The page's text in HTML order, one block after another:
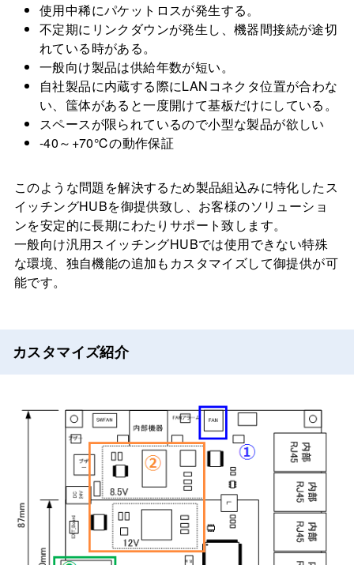
使用中稀にパケットロスが発生する。
不定期にリンクダウンが発生し、機器間接続が途切
れている時がある。
一般向け製品は供給年数が短い。
自社製品に内蔵する際にLANコネクタ位置が合わな
い、筺体があると一度開けて基板だけにしている。
スペースが限られているので小型な製品が欲しい
-40～+70℃の動作保証
このような問題を解決するため製品組込みに特化したス
イッチングHUBを御提供致し、お客様のソリューショ
ンを安定的に長期にわたりサポート致します。
一般向け汎用スイッチングHUBでは使用できない特殊
な環境、独自機能の追加もカスタマイズして御提供が可
能です。
カスタマイズ紹介